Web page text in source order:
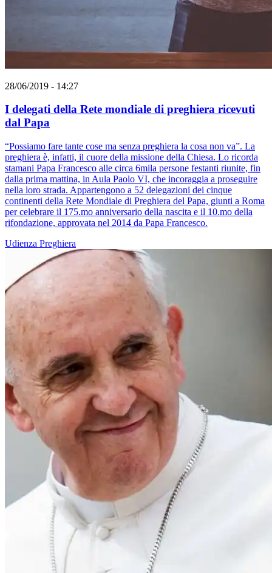
28/06/2019 - 14:27
I delegati della Rete mondiale di preghiera ricevuti
dal Papa
“Possiamo fare tante cose ma senza preghiera la cosa non va”. La
preghiera è, infatti, il cuore della missione della Chiesa. Lo ricorda
stamani Papa Francesco alle circa 6mila persone festanti riunite, fin
dalla prima mattina, in Aula Paolo VI, che incoraggia a proseguire
nella loro strada. Appartengono a 52 delegazioni dei cinque
continenti della Rete Mondiale di Preghiera del Papa, giunti a Roma
per celebrare il 175.mo anniversario della nascita e il 10.mo della
rifondazione, approvata nel 2014 da Papa Francesco.
Udienza Preghiera